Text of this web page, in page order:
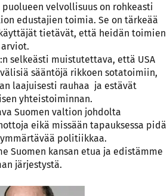
velvollisuus on rohkeasti
edustajien toimia. Se on tärkeää
tietävät, että heidän toimien
selkeästi muistutettava, että USA
sääntöjä rikkoen sotatoimiin,
laajuisesti rauhaa ja estävät
yhteistoiminnan.
Suomen valtion johdolta
eikä missään tapauksessa pidä
politiikkaa.
Suomen kansan etua ja edistämme
järjestystä.